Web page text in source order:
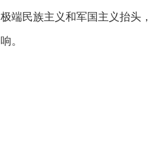
极端民族主义和军国主义抬头
响。